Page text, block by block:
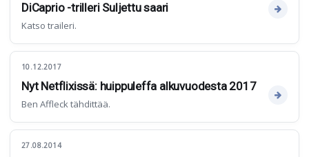
DiCaprio -trilleri Suljettu saari
Katso traileri.
10.12.2017
Nyt Netflixissä: huippuleffa alkuvuodesta 2017
Ben Affleck tähdittää.
27.08.2014